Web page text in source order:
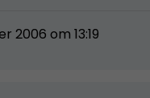
2006 om 13:19